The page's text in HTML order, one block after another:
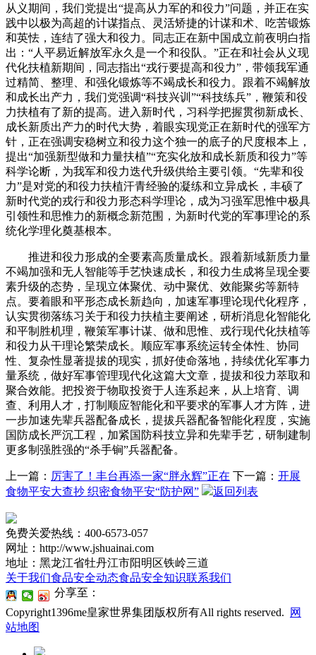
从义期间，我们党提出“提高从力军的和役力”问题，并正在实
践中以极为高超的计谋指点、灵活矫捷的计谋和术、吃苦锻炼
和英怯，连结了强大和役力。同志正在新中国成立前夜明白指
出：“人平易近解放军永久是一个和役队。”正在和社会从义现
代化扶植新期间，同志指出“戎行要提高和役力”，带领我军通
过精简、整理、和强化锻炼等不竭成长和役力。跟着不竭解放
和成长出产力，我们党强调“科技兴训”“科技练兵”，鞭策和役
力扶植有了新的提高。进入新时代，习科学把握贯彻新成长、
成长新质出产力的时代大势，着眼实现党正在新时代的强军方
针，正在强调安稳树立和役力这个独一的底子的尺度根本上，
提出“加强新型做和力量扶植”“充实化放和成长新质和役力”等
科学论断，为我军和役力迭代升级供给主要引领。“先辈和役
力”是对党的和役力扶植汗青经验的凝练和立异成长，丰硕了
新时代党的戎行和役力形态科学理论，成为习强军思惟中极具
引领性和思惟力的新概念新范围，为新时代党的军事理论的系
统化学理化奠基根本。
推进和役力形成的全要素高质量成长。跟着新域新质力量
不竭加强和无人智能等手艺快速成长，和役力生成将呈现全要
素升级的态势，呈现立体聚优、动中聚优、效能聚劣等新特
点。要着眼和平形态成长新趋向，加速军事理论现代化程序，
认实贯彻落练习关于和役力扶植主要阐述，研析消息化智能化
和平制胜机理，鞭策军事计谋、做和思惟、戎行现代化扶植等
和役力从干理论繁荣成长。顺应军事系统运转全体性、协同
性、复杂性显著提拔的现实，抓好使命落地，持续优化军事力
量系统，做好军事管理现代化这篇大文章，提拔和役力萃取和
聚合效能。把投资于物取投资于人连系起来，从上培育、调
查、利用人才，打制顺应智能化和平要求的军事人才方阵，进
一步加速先辈兵器配备成长，提拔兵器配备智能化程度，实施
国防成长严沉工程，加紧国防科技立异和先辈手艺，研制建制
更多制强胜强的“杀手锏”兵器配备。
上一篇： 厉害了！丰台再添一家“胖永辉”正在 下一篇： 开展
食物平安大查抄 织密食物平安“防护网”
返回列表
免费关爱热线：400-6573-057
网址：http://www.jshuainai.com
地址：黑龙江省牡丹江市阳明区铁岭三道
关于我们食品安全动态食品安全知识联系我们
分享至：
Copyright1396me皇家世界集团版权所有All rights reserved.
网
站地图